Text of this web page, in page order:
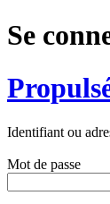
Se
Identifiant ou
Mot de passe